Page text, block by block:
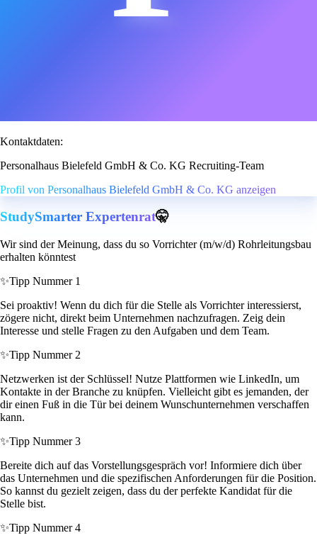
Kontaktdaten:
Personalhaus Bielefeld GmbH & Co. KG Recruiting-Team
Profil von Personalhaus Bielefeld GmbH & Co. KG anzeigen
StudySmarter Expertenrat🤫
Wir sind der Meinung, dass du so Vorrichter (m/w/d) Rohrleitungsbau
erhalten könntest
✨Tipp Nummer 1
Sei proaktiv! Wenn du dich für die Stelle als Vorrichter interessierst,
zögere nicht, direkt beim Unternehmen nachzufragen. Zeig dein
Interesse und stelle Fragen zu den Aufgaben und dem Team.
✨Tipp Nummer 2
Netzwerken ist der Schlüssel! Nutze Plattformen wie LinkedIn, um
Kontakte in der Branche zu knüpfen. Vielleicht gibt es jemanden, der
dir einen Fuß in die Tür bei deinem Wunschunternehmen verschaffen
kann.
✨Tipp Nummer 3
Bereite dich auf das Vorstellungsgespräch vor! Informiere dich über
das Unternehmen und die spezifischen Anforderungen für die Position.
So kannst du gezielt zeigen, dass du der perfekte Kandidat für die
Stelle bist.
✨Tipp Nummer 4